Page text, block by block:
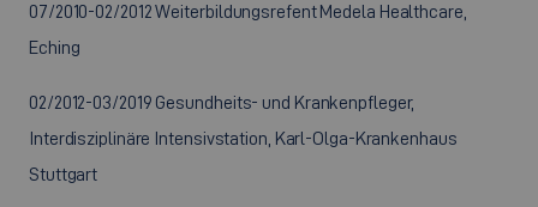
07/2010-02/2012 Weiterbildungsrefent Medela Healthcare,
Eching
02/2012-03/2019 Gesundheits- und Krankenpfleger,
Interdisziplinäre Intensivstation, Karl-Olga-Krankenhaus
Stuttgart